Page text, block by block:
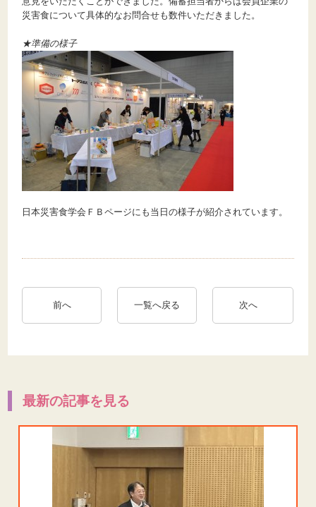
災害食について具体的なお問合せも数件いただきました。
★準備の様子
日本災害食学会ＦＢページにも当日の様子が紹介されています。
前へ 一覧へ戻る 次へ
最新の記事を見る